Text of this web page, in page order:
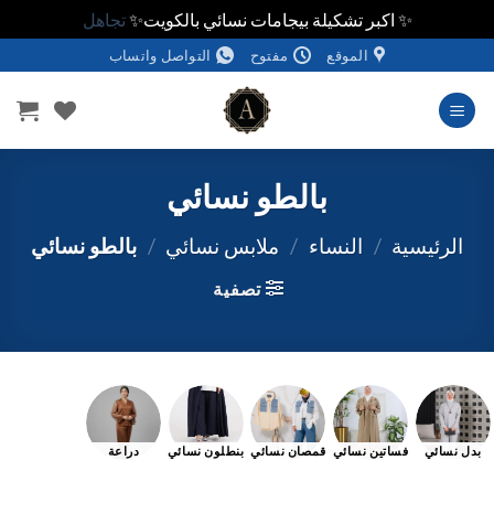
✨ اكبر تشكيلة بيجامات نسائي بالكويت✨تجاهل
للمحتوى
الموقع مفتوح التواصل واتساب
بالطو نسائي
الرئيسية / النساء / ملابس نسائي / بالطو نسائي
تصفية
بدل نسائي فساتين نسائي قمصان نسائي بنطلون نسائي دراعة